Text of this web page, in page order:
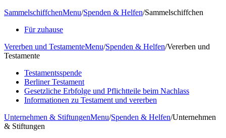
SammelschiffchenMenu/Spenden & Helfen/Sammelschiffchen
Für zuhause
Vererben und TestamenteMenu/Spenden & Helfen/Vererben und
Testamente
Testamentsspende
Berliner Testament
Gesetzliche Erbfolge und Pflichtteile beim Nachlass
Informationen zu Testament und vererben
Unternehmen & StiftungenMenu/Spenden & Helfen/Unternehmen
& Stiftungen